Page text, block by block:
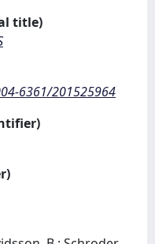
title)
6361/201525964